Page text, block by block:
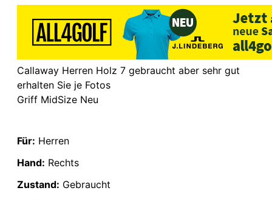
Callaway Herren Holz 7 gebraucht aber sehr gut
erhalten Sie je Fotos
Griff MidSize Neu
Für: Herren
Hand: Rechts
Zustand: Gebraucht